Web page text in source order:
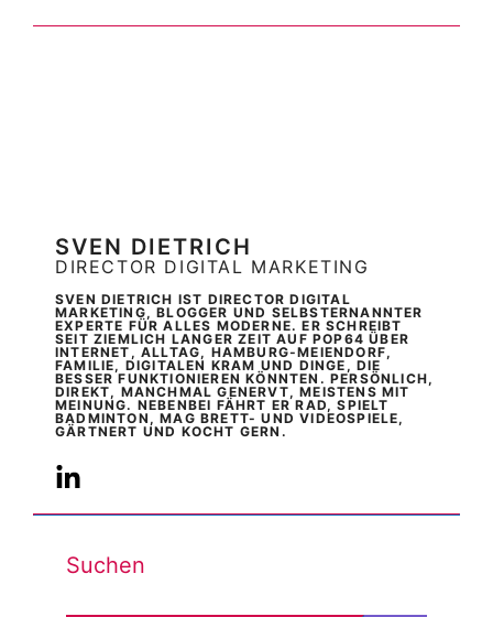
SVEN DIETRICH
DIRECTOR DIGITAL MARKETING
SVEN DIETRICH IST DIRECTOR DIGITAL
MARKETING, BLOGGER UND SELBSTERNANNTER
EXPERTE FÜR ALLES MODERNE. ER SCHREIBT
SEIT ZIEMLICH LANGER ZEIT AUF POP64 ÜBER
INTERNET, ALLTAG, HAMBURG-MEIENDORF,
FAMILIE, DIGITALEN KRAM UND DINGE, DIE
BESSER FUNKTIONIEREN KÖNNTEN. PERSÖNLICH,
DIREKT, MANCHMAL GENERVT, MEISTENS MIT
MEINUNG. NEBENBEI FÄHRT ER RAD, SPIELT
BADMINTON, MAG BRETT- UND VIDEOSPIELE,
GÄRTNERT UND KOCHT GERN.
Suchen